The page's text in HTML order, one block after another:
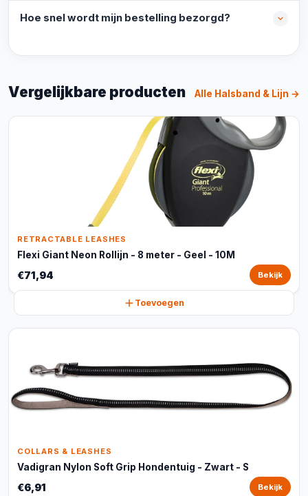
Hoe snel wordt mijn bestelling bezorgd?
Vergelijkbare producten Alle Halsband & Lijn →
RETRACTABLE LEASHES
Flexi Giant Neon Rollijn - 8 meter - Geel - 10M
€71,94 Bekijk
Toevoegen
COLLARS & LEASHES
Vadigran Nylon Soft Grip Hondentuig - Zwart - S
€6,91 Bekijk